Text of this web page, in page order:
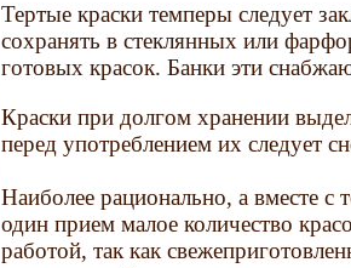
Тертые краски темперы следует
сохранять в стеклянных или
готовых красок. Банки эти
Краски при долгом хранении
перед употреблением их следует
Наиболее рационально, а вместе с
один прием малое количество
работой, так как